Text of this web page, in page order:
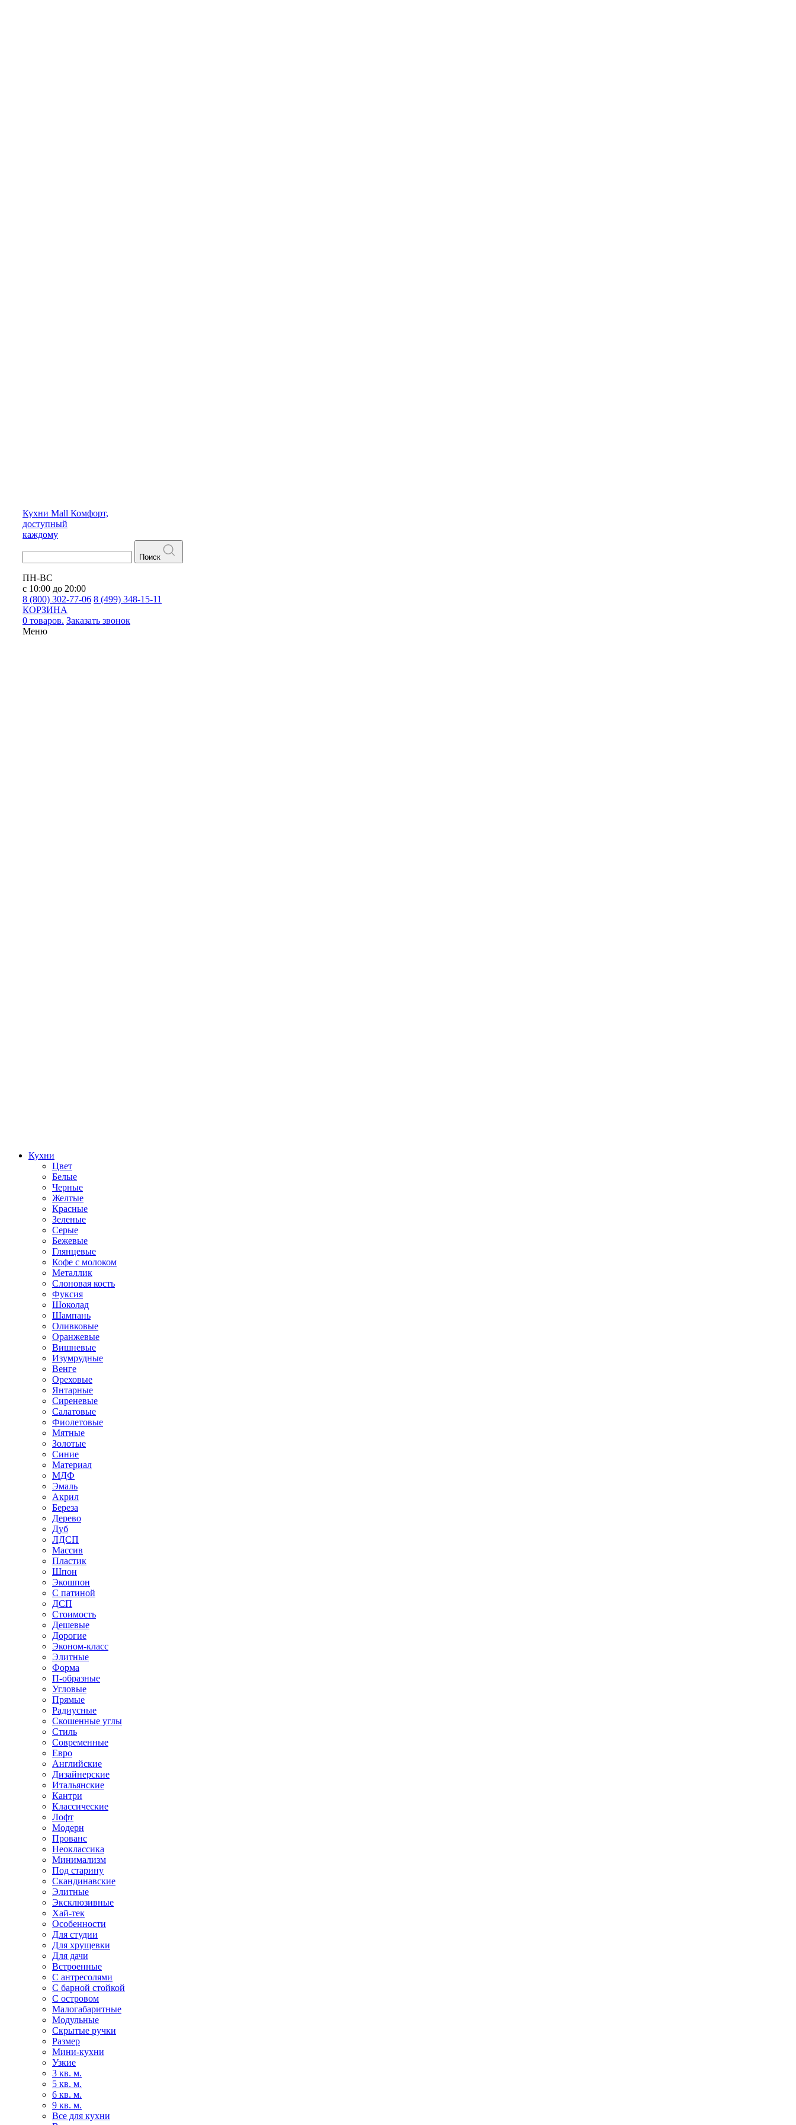
Кухни Mall Комфорт,
доступный
каждому
Поиск
ПН-ВС
с 10:00 до 20:00
8 (800) 302-77-06 8 (499) 348-15-11
КОРЗИНА
0 товаров. Заказать звонок
Меню
Кухни
Цвет
Белые
Черные
Желтые
Красные
Зеленые
Серые
Бежевые
Глянцевые
Кофе с молоком
Металлик
Слоновая кость
Фуксия
Шоколад
Шампань
Оливковые
Оранжевые
Вишневые
Изумрудные
Венге
Ореховые
Янтарные
Сиреневые
Салатовые
Фиолетовые
Мятные
Золотые
Синие
Материал
МДФ
Эмаль
Акрил
Береза
Дерево
Дуб
ЛДСП
Массив
Пластик
Шпон
Экошпон
С патиной
ДСП
Стоимость
Дешевые
Дорогие
Эконом-класс
Элитные
Форма
П-образные
Угловые
Прямые
Радиусные
Скошенные углы
Стиль
Современные
Евро
Английские
Дизайнерские
Итальянские
Кантри
Классические
Лофт
Модерн
Прованс
Неоклассика
Минимализм
Под старину
Скандинавские
Элитные
Эксклюзивные
Хай-тек
Особенности
Для студии
Для хрущевки
Для дачи
Встроенные
С антресолями
С барной стойкой
С островом
Малогабаритные
Модульные
Скрытые ручки
Размер
Мини-кухни
Узкие
3 кв. м.
5 кв. м.
6 кв. м.
9 кв. м.
Все для кухни